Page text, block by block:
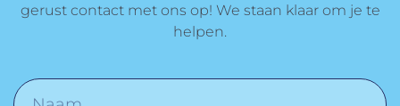
gerust contact met ons op! We staan klaar om je te
helpen.